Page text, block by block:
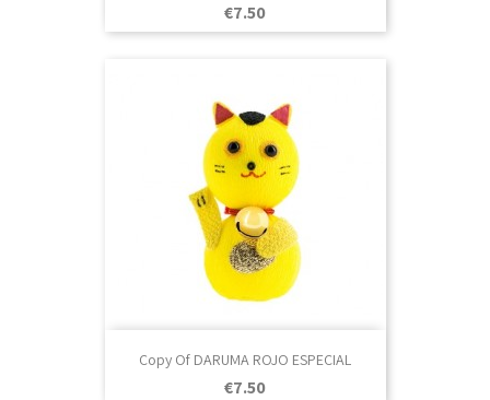
Price
€7.50
Copy Of DARUMA ROJO ESPECIAL
Price
€7.50